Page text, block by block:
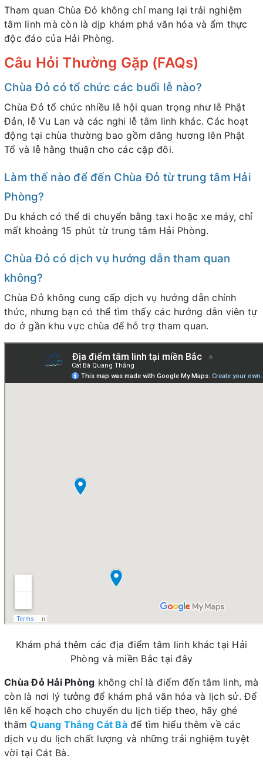
Tham quan Chùa Đỏ không chỉ mang lại trải nghiệm
tâm linh mà còn là dịp khám phá văn hóa và ẩm thực
độc đáo của Hải Phòng.
Câu Hỏi Thường Gặp (FAQs)
Chùa Đỏ có tổ chức các buổi lễ nào?
Chùa Đỏ tổ chức nhiều lễ hội quan trọng như lễ Phật
Đản, lễ Vu Lan và các nghi lễ tâm linh khác. Các hoạt
động tại chùa thường bao gồm dâng hương lên Phật
Tổ và lễ hằng thuận cho các cặp đôi.
Làm thế nào để đến Chùa Đỏ từ trung tâm Hải
Phòng?
Du khách có thể di chuyển bằng taxi hoặc xe máy, chỉ
mất khoảng 15 phút từ trung tâm Hải Phòng.
Chùa Đỏ có dịch vụ hướng dẫn tham quan
không?
Chùa Đỏ không cung cấp dịch vụ hướng dẫn chính
thức, nhưng bạn có thể tìm thấy các hướng dẫn viên tự
do ở gần khu vực chùa để hỗ trợ tham quan.
Khám phá thêm các địa điểm tâm linh khác tại Hải
Phòng và miền Bắc tại đây
Chùa Đỏ Hải Phòng không chỉ là điểm đến tâm linh, mà
còn là nơi lý tưởng để khám phá văn hóa và lịch sử. Để
lên kế hoạch cho chuyến du lịch tiếp theo, hãy ghé
thăm Quang Thắng Cát Bàđể tìm hiểu thêm về các
dịch vụ du lịch chất lượng và những trải nghiệm tuyệt
vời tại Cát Bà.